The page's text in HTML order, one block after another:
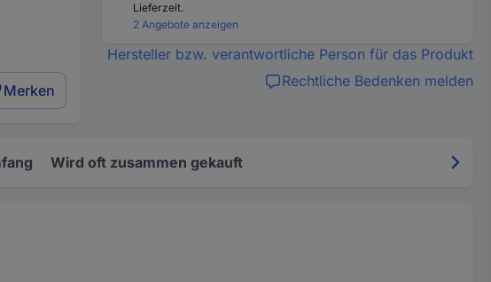
Merken
Lieferzeit.
2 Angebote anzeigen
Hersteller bzw. verantwortliche Person für das Produkt
Rechtliche Bedenken melden
Wird oft zusammen gekauft